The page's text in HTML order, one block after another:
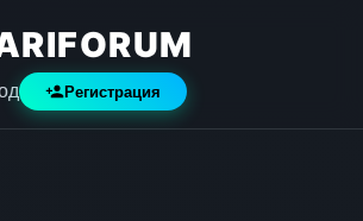
Регистрация